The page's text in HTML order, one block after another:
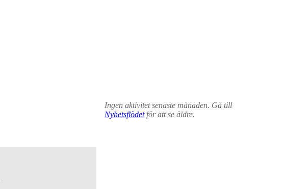
Ingen aktivitet senaste månaden. Gå till
Nyhetsflödetför att se äldre.